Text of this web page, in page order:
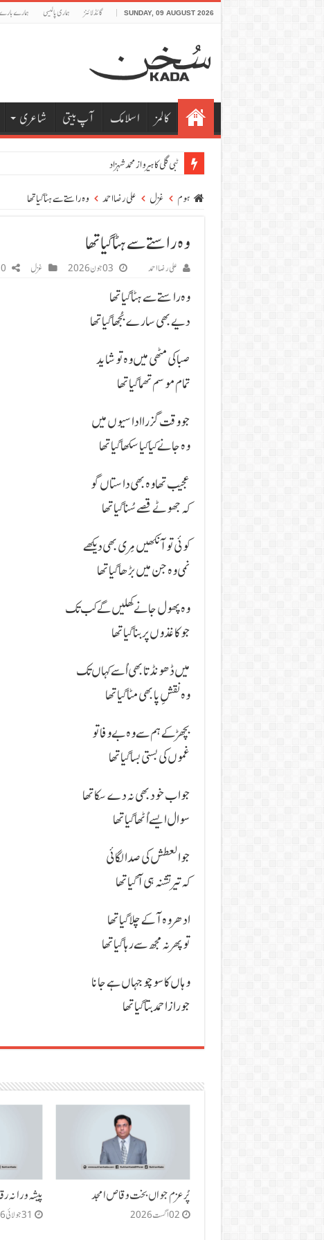
SUNDAY, 09 AUGUST 2026 گائڈلائنز ہماری پالیسی ہمارے بارے
کالمز اسلامک آپ بیتی شاعری
ٹبی گلی کا ہیرو از محمد شہزاد
ہوم غزل علی رضا احمد وہ راستے سے ہٹا گیا تھا
وہ راستے سے ہٹا گیا تھا
علی رضا احمد 03 جون 2026 غزل 0
وہ راستے سے ہٹا گیا تھا
دیے بھی سارے بُجھا گیا تھا
صبا کی مٹھی میں وہ تو شاید
تمام موسم تھما گیا تھا
جو وقت گزرا اداسیوں میں
وہ جانے کیا کیا سکھا گیا تھا
عجیب تھا وہ بھی داستاں گو
کہ جھوٹے قصے سُنا گیا تھا
کوئی تو آنکھیں مِری بھی دیکھے
نمی وہ جن میں بڑھا گیا تھا
وہ پھول جانے کِھلیں گے کب تک
جو کاغذوں پر بنا گیا تھا
میں ڈھونڈتا بھی اُسے کہاں تک
وہ نقشِ پا بھی مٹا گیا تھا
بچھڑ کے ہم سے وہ بے وفا تو
غموں کی بستی بسا گیا تھا
جواب خود بھی نہ دے سکا تھا
سوال ایسے اُٹھا گیا تھا
جو العطش کی صدا لگائی
کہ تیر تشنہ ہی آ گیا تھا
ادھر وہ آ کے چلا گیا تھا
تو پھر نہ مجھ سے رہا گیا تھا
وہاں کا سوچو جہاں ہے جانا
جو راز احمد بتا گیا تھا
پُر عزم جواں بخت وقاص امجد
02 اگست 2026
پیشہ ورانہ
31 جولائی 2026